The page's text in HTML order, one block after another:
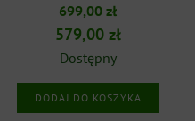
Oceniono
5.00
na 5
699,00zł
Pierwotna
cena
wynosiła:
699,00 zł.
579,00 złAktualna
wynosi:
579,00 zł.
Dostępny
DODAJ DO KOSZYKA